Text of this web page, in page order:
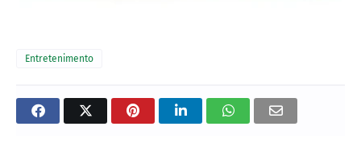
Entretenimento